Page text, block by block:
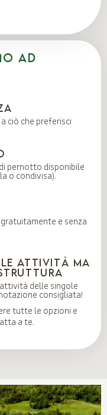
AD
ciò che preferisci
pernotto disponibile
o condivisa).
e senza
ATTIVITÀ MA
delle singole
consigliata!
tutte le opzioni e
a te.